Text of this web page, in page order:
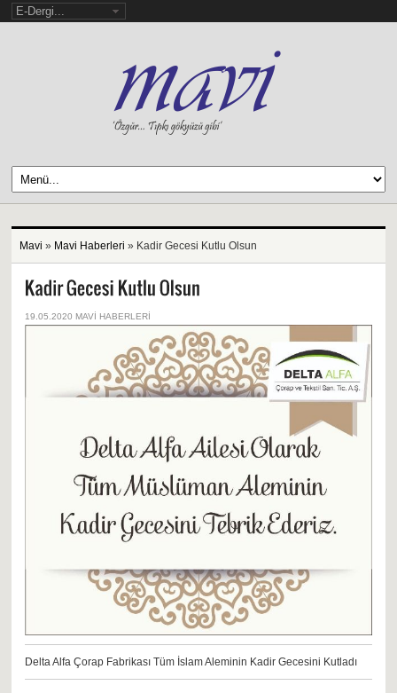
Mavi » Mavi Haberleri » Kadir Gecesi Kutlu Olsun
19.05.2020 MAVI HABERLERI
Delta Alfa Çorap Fabrikası Tüm İslam Aleminin Kadir Gecesini Kutladı